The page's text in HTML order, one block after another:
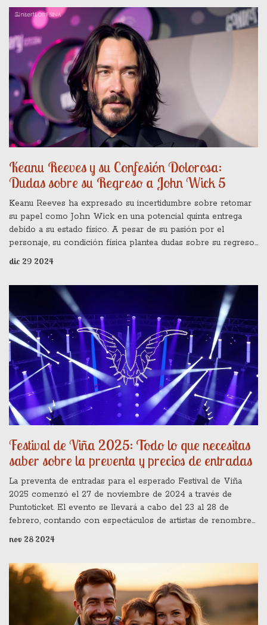
presupuesto de 175,5 millones de euros, está prevista para julio
de 2026.
Keanu Reeves y su Confesión Dolorosa:
Dudas sobre su Regreso a John Wick 5
Keanu Reeves ha expresado su incertidumbre sobre retomar
su papel como John Wick en una potencial quinta entrega
debido a su estado físico. A pesar de su pasión por el
personaje, su condición física plantea dudas sobre su regreso.
Aún sin un anuncio oficial de Lionsgate, los fanáticos esperan
dic 29 2024
Festival de Viña 2025: Todo lo que necesitas
saber sobre la preventa y precios de entradas
La preventa de entradas para el esperado Festival de Viña
2025 comenzó el 27 de noviembre de 2024 a través de
Puntoticket. El evento se llevará a cabo del 23 al 28 de
febrero, contando con espectáculos de artistas de renombre
como Marc Anthony y Sebastián Yatra. Las entradas varían
de 2025.
nov 28 2024